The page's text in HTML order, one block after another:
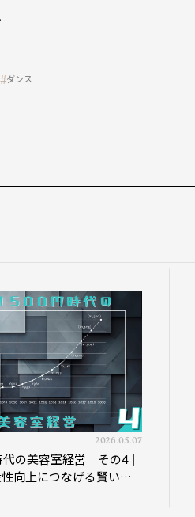
ダンス
2026.05.07
代の美容室経営 その4｜
向上につなげる賢い助